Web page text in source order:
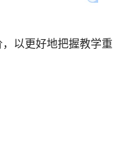
以更好地把握教学重